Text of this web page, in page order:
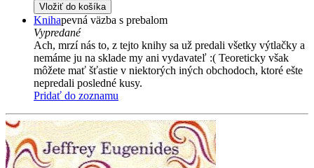
Vložiť do košíka
Knihapevná väzba s prebalom
Vypredané
Ach, mrzí nás to, z tejto knihy sa už predali všetky výtlačky a
nemáme ju na sklade my ani vydavateľ :( Teoreticky však
môžete mať šťastie v niektorých iných obchodoch, ktoré ešte
nepredali posledné kusy.
Pridať do zoznamu